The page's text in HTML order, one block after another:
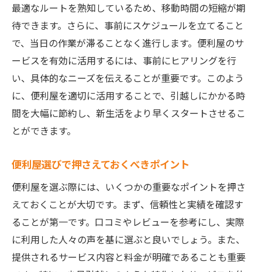
サービス内容を理解して選ぶ
事前の打ち合わせで詳細を確認
便利屋への具体的な依頼方法
引越し後のサービス利用法
便利屋利用のコストパフォーマンスを高め
る
活用後のフィードバックでさらなる改善を
地域に特化したサービス提供能力
多様なニーズに応える柔軟性
コスト削減に繋がる選択肢
便利屋選びで安心感を得る
地域社会とのつながりを活かしたサポート
長年の経験に基づく信頼性
最適なルートを熟知しているため、移動時間の短縮が期
待できます。さらに、事前にスケジュールを立てること
で、当日の作業が滞ることなく進行します。便利屋のサ
ービスを有効に活用するには、事前にヒアリングを行
い、具体的なニーズを伝えることが重要です。このよう
に、便利屋を適切に活用することで、引越しにかかる時
間を大幅に節約し、新生活をより早くスタートさせるこ
とができます。
便利屋選びで押さえておくべきポイント
便利屋を選ぶ際には、いくつかの重要なポイントを押さ
えておくことが大切です。まず、信頼性と実績を確認す
ることが第一です。口コミやレビューを参考にし、実際
に利用した人々の声を基に選ぶと良いでしょう。また、
提供されるサービス内容と料金が明確であることも重要